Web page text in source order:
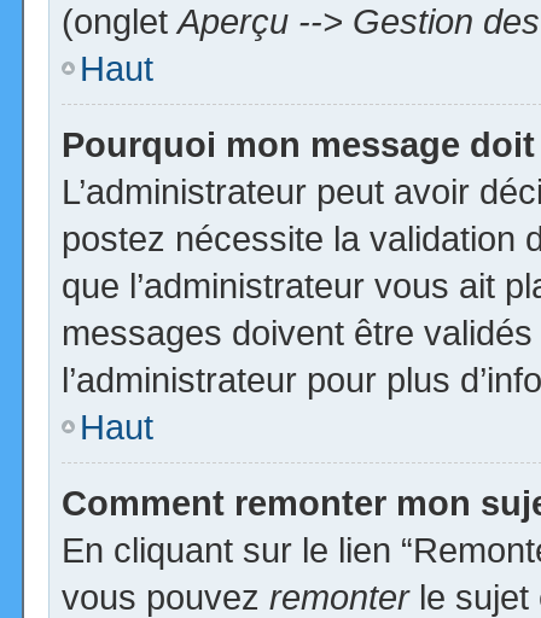
(ongletAperçu --> Gestion
Haut
Pourquoi mon message
L’administrateur peut avoir
postez nécessite la validation
que l’administrateur vous ait
messages doivent être
l’administrateur pour plus
Haut
Comment remonter mon
En cliquant sur le lien
vous pouvez remonterle sujet